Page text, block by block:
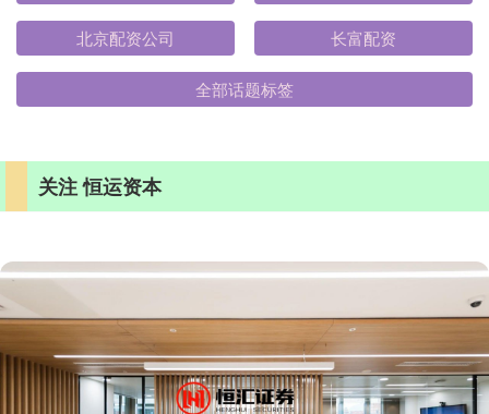
北京配资公司 长富配资
全部话题标签
关注 恒运资本